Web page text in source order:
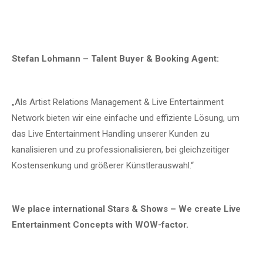
Stefan Lohmann – Talent Buyer & Booking Agent:
„Als Artist Relations Management & Live Entertainment
Network bieten wir eine einfache und effiziente Lösung, um
das Live Entertainment Handling unserer Kunden zu
kanalisieren und zu professionalisieren, bei gleichzeitiger
Kostensenkung und größerer Künstlerauswahl.“
We place international Stars & Shows – We create Live
Entertainment Concepts with WOW-factor.